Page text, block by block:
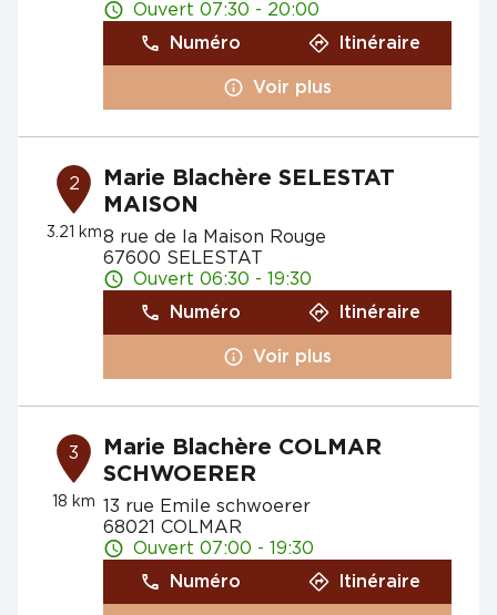
Ouvert 07:30 - 20:00
Numéro
Itinéraire
Voir plus
2
3.21 km
Marie Blachère SELESTAT
MAISON
8 rue de la Maison Rouge
67600 SELESTAT
Ouvert 06:30 - 19:30
Numéro
Itinéraire
Voir plus
3
18 km
Marie Blachère COLMAR
SCHWOERER
13 rue Emile schwoerer
68021 COLMAR
Ouvert 07:00 - 19:30
Numéro
Itinéraire